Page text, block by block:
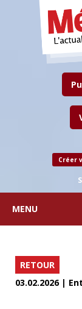
Créer
MENU
RETOUR
03.02.2026 |